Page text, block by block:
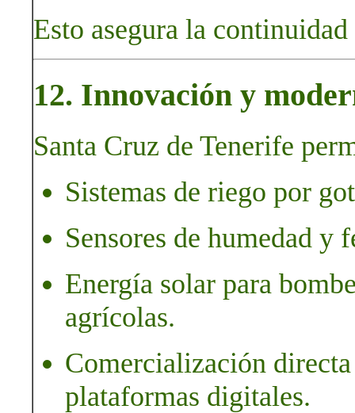
Esto asegura la
12. Innovación y
Santa Cruz de Tenerife
Sistemas de riego por
Sensores de humedad
Energía solar para
agrícolas.
Comercialización
plataformas digitales.